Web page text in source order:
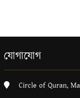
যোগাযোগ
Circle of Quran,